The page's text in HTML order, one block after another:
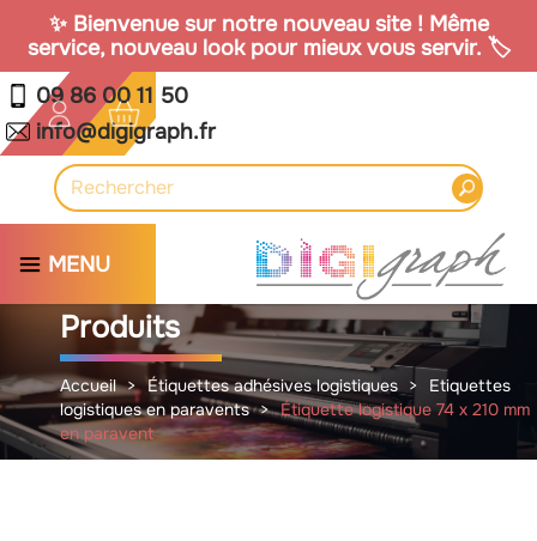
✨ Bienvenue sur notre nouveau site ! Même
service, nouveau look pour mieux vous servir. 🏷️
MENU
09 86 00 11 50
info@digigraph.fr
Produits
Accueil Étiquettes adhésives logistiques
Etiquettes
logistiques en paravents
Étiquette logistique 74 x 210 mm
en paravent